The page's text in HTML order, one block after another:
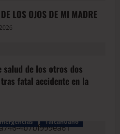
LOS OJOS DE MI MADRE
salud de los otros dos
fatal accidente en la
Talcahuano